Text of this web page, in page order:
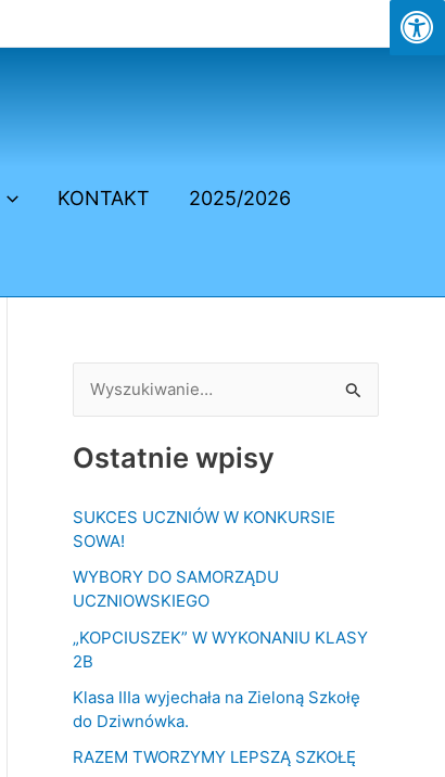
KONTAKT 2025/2026
u
a
d
a
:
Ostatnie wpisy
SUKCES UCZNIÓW W KONKURSIE
SOWA!
WYBORY DO SAMORZĄDU
UCZNIOWSKIEGO
„KOPCIUSZEK” W WYKONANIU KLASY
2B
Klasa IIIa wyjechała na Zieloną Szkołę
do Dziwnówka.
RAZEM TWORZYMY LEPSZĄ SZKOŁĘ